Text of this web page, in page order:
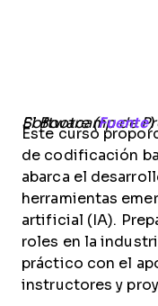
El Bootcamp de Programación para Ingeniería de Software (Fuente)
Este curso
de codificación
abarca el
herramientas
artificial (IA).
roles en la
práctico con el
instructores y